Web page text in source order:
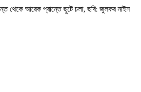
থেকে আরেক প্রান্তে ছুটে চলা, ছবি: জুলকর নাইন